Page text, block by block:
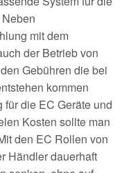
mit dem
der Betrieb von
Gebühren die bei
kommen
die EC Geräte und
Kosten sollte man
den EC Rollen von
Händler dauerhaft